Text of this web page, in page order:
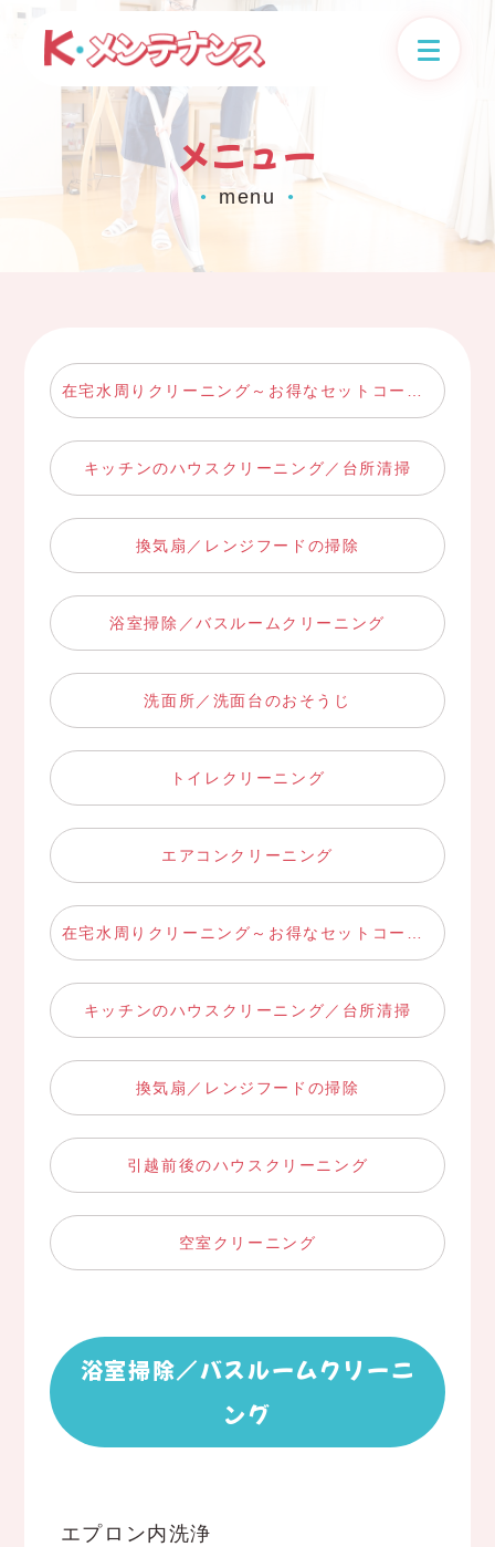
メニュー
● menu ●
在宅水周りクリーニング～お得なセットコース～
キッチンのハウスクリーニング／台所清掃
換気扇／レンジフードの掃除
浴室掃除／バスルームクリーニング
洗面所／洗面台のおそうじ
トイレクリーニング
エアコンクリーニング
在宅水周りクリーニング～お得なセットコース～
キッチンのハウスクリーニング／台所清掃
換気扇／レンジフードの掃除
引越前後のハウスクリーニング
空室クリーニング
浴室掃除／バスルームクリーニ
ング
エプロン内洗浄